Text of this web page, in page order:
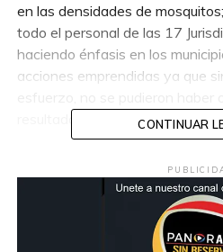
en las densidades de
todo el personal de las 17
haciendo énfasis en los
acciones emprendidas ya que
fortaleciendo las acciones de
Tapa, Voltea y Tira” en sus
precisamente dentro de las
transmisor del dengue tiende a
CONTINUAR